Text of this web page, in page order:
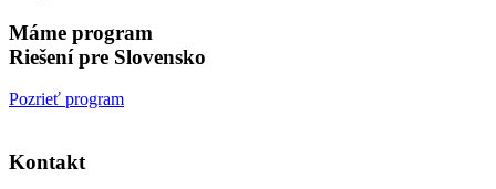
Máme program
Riešení pre Slovensko
Pozrieť program
Kontakt